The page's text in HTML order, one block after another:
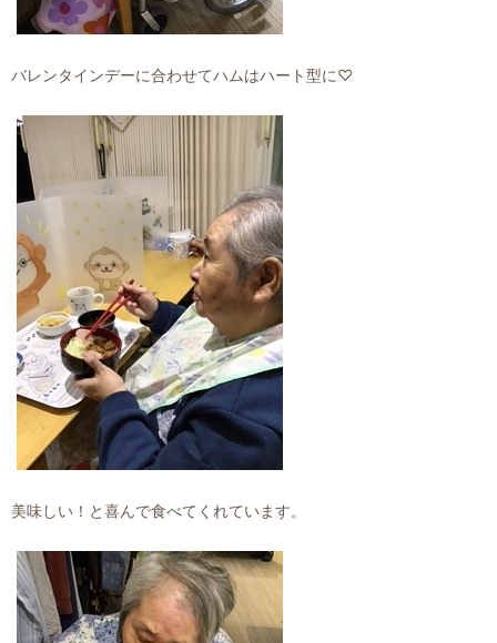
バレンタインデーに合わせてハムはハート型に♡
美味しい！と喜んで食べてくれています。